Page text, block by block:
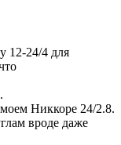
12-24/4 для
Никкоре 24/2.8.
вроде даже